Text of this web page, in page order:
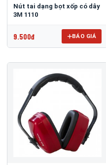
Nút tai dạng bọt xốp có dây
3M 1110
9.500đ BÁO GIÁ